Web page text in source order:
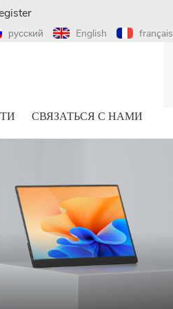
русский English français
СВЯЗАТЬСЯ С НАМИ